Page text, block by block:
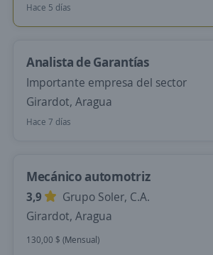
Hace 5 días
Analista de Garantías
Importante empresa del sector
Girardot, Aragua
Hace 7 días
Mecánico automotriz
3,9
Grupo Soler, C.A.
Girardot, Aragua
130,00 $ (Mensual)